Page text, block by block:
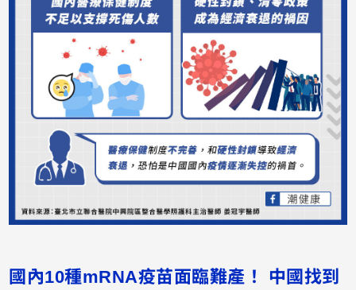
國內10種mRNA疫苗面臨難產！ 中國找到